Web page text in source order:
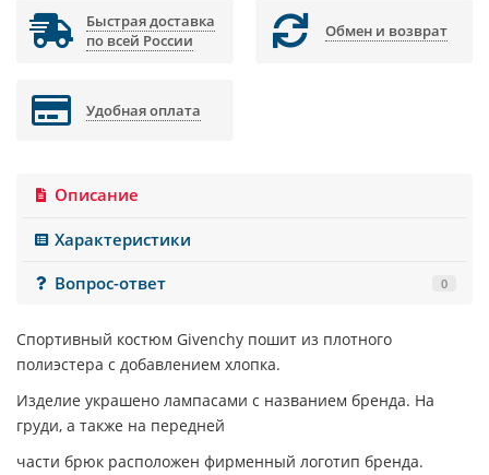
Быстрая доставка
по всей России
Обмен и возврат
Удобная оплата
Описание
Характеристики
Вопрос-ответ
0
Спортивный костюм Givenchy пошит из плотного
полиэстера с добавлением хлопка.
Изделие украшено лампасами с названием бренда. На
груди, а также на передней
части брюк расположен фирменный логотип бренда.